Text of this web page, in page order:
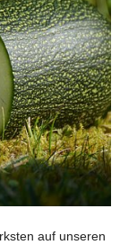
auf unseren